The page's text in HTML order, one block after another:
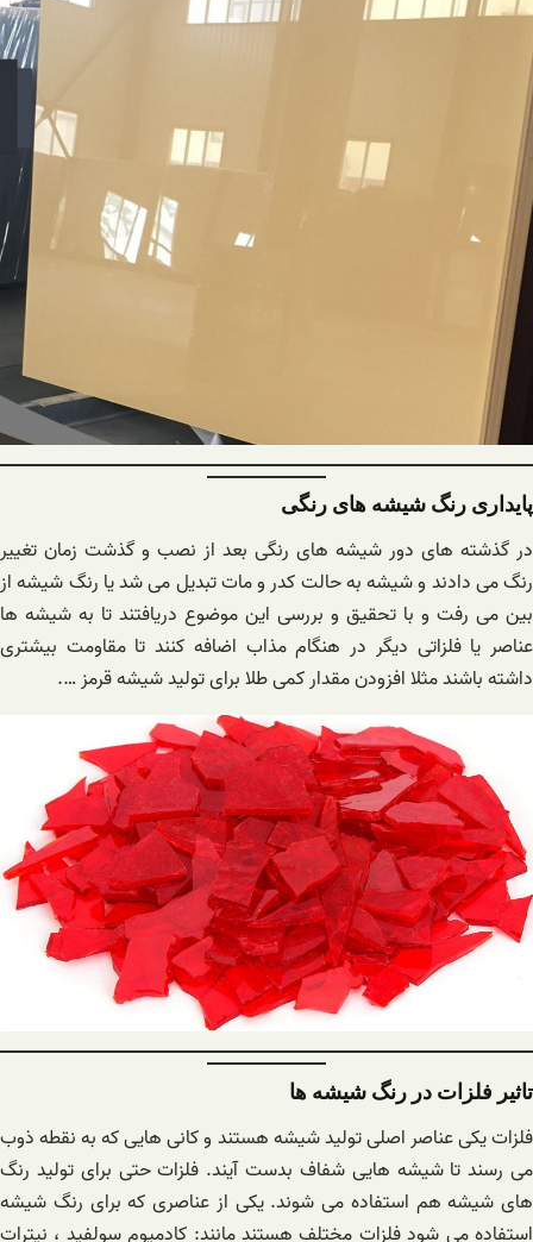
پایداری رنگ شیشه های رنگی
در گذشته های دور شیشه های رنگی بعد از نصب و گذشت زمان تغییر
رنگ می دادند و شیشه به حالت کدر و مات تبدیل می شد یا رنگ شیشه از
بین می رفت و با تحقیق و بررسی این موضوع دریافتند تا به شیشه ها
عناصر یا فلزاتی دیگر در هنگام مذاب اضافه کنند تا مقاومت بیشتری
داشته باشند مثلا افزودن مقدار کمی طلا برای تولید شیشه قرمز ….
تاثیر فلزات در رنگ شیشه ها
فلزات یکی عناصر اصلی تولید شیشه هستند و کانی هایی که به نقطه ذوب
می رسند تا شیشه هایی شفاف بدست آیند. فلزات حتی برای تولید رنگ
های شیشه هم استفاده می شوند. یکی از عناصری که برای رنگ شیشه
استفاده می شود فلزات مختلف هستند مانند: کادمیوم سولفید ، نیترات